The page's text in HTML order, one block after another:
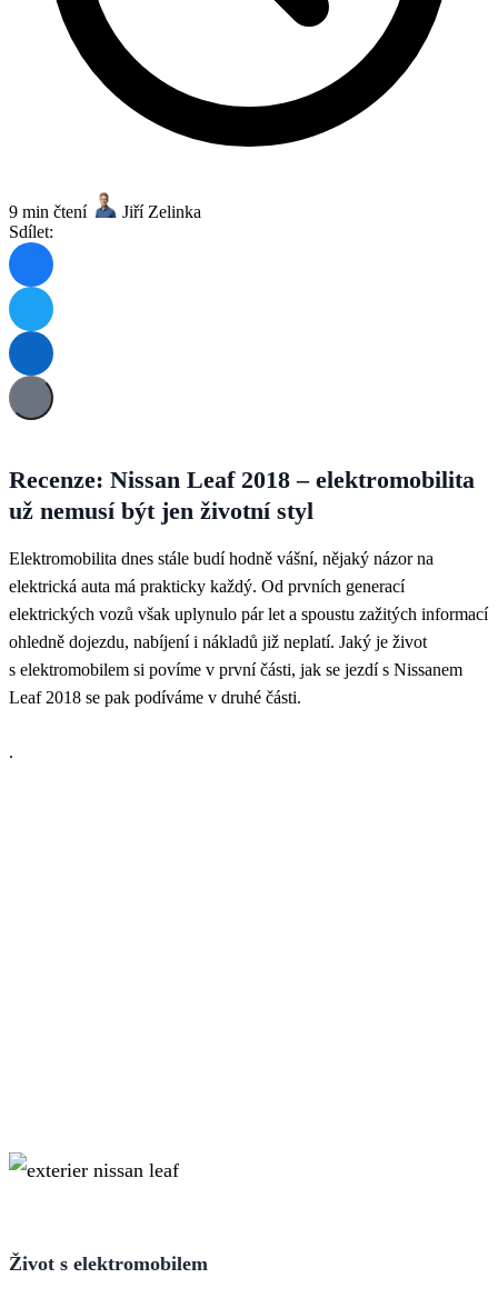
9 min čtení
Jiří Zelinka
Sdílet:
Recenze: Nissan Leaf 2018 – elektromobilita
už nemusí být jen životní styl
Elektromobilita dnes stále budí hodně vášní, nějaký názor na
elektrická auta má prakticky každý. Od prvních generací
elektrických vozů však uplynulo pár let a spoustu zažitých informací
ohledně dojezdu, nabíjení i nákladů již neplatí. Jaký je život
s elektromobilem si povíme v první části, jak se jezdí s Nissanem
Leaf 2018 se pak podíváme v druhé části.
.
Život s elektromobilem